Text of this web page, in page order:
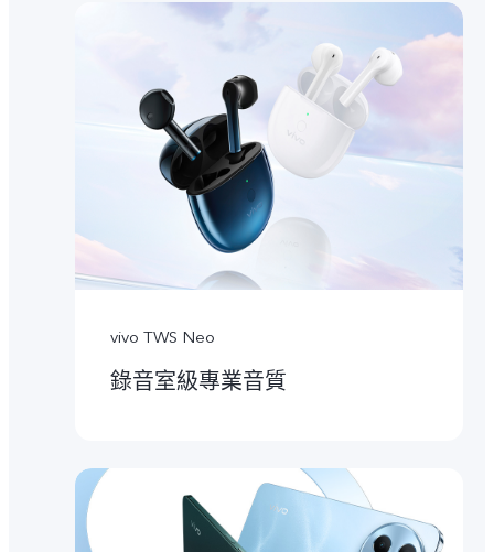
vivo TWS Neo
錄音室級專業音質